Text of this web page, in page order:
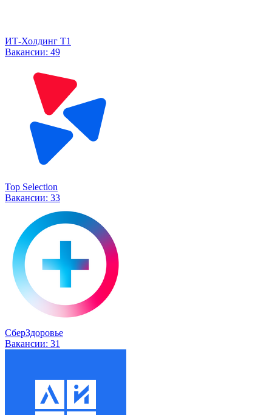
ИТ-Холдинг Т1
Вакансии: 49
Top Selection
Вакансии: 33
СберЗдоровье
Вакансии: 31